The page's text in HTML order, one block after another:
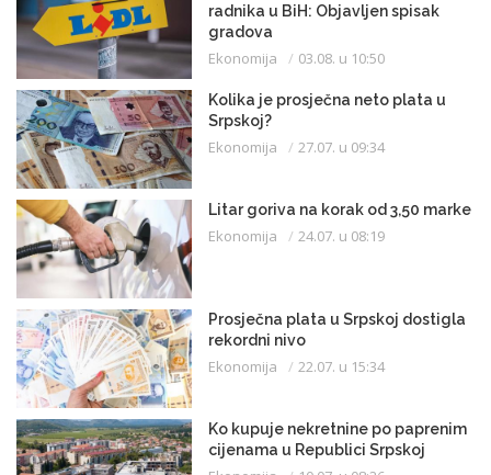
radnika u BiH: Objavljen spisak
gradova
Ekonomija 03.08. u 10:50
Kolika je prosječna neto plata u
Srpskoj?
Ekonomija 27.07. u 09:34
Litar goriva na korak od 3,50 marke
Ekonomija 24.07. u 08:19
Prosječna plata u Srpskoj dostigla
rekordni nivo
Ekonomija 22.07. u 15:34
Ko kupuje nekretnine po paprenim
cijenama u Republici Srpskoj